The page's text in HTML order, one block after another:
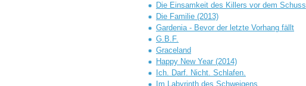
Die Einsamkeit des Killers vor dem Schuss
Die Familie (2013)
Gardenia - Bevor der letzte Vorhang fällt
G.B.F.
Graceland
Happy New Year (2014)
Ich. Darf. Nicht. Schlafen.
Im Labyrinth des Schweigens